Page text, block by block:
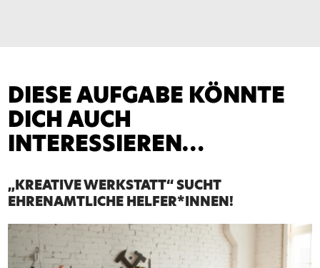
DIESE AUFGABE KÖNNTE
DICH AUCH
INTERESSIEREN…
„KREATIVE WERKSTATT“ SUCHT
EHRENAMTLICHE HELFER*INNEN!